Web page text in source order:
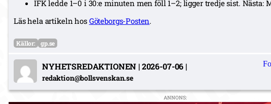
IFK ledde 1–0 i 30:e minuten men föll 1–2; ligger tredje sist. Nästa:
Läs hela artikeln hos Göteborgs-Posten.
Källor: gp.se
NYHETSREDAKTIONEN |2026-07-06 |
redaktion@bollsvenskan.se
ANNONS: